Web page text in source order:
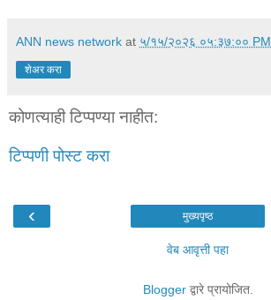
ANN news network at ५/१५/२०२६ ०५:३७:०० PM
शेअर करा
कोणत्याही टिप्पण्‍या नाहीत:
टिप्पणी पोस्ट करा
‹ मुख्यपृष्ठ
वेब आवृत्ती पहा
Bloggerद्वारे प्रायोजित.